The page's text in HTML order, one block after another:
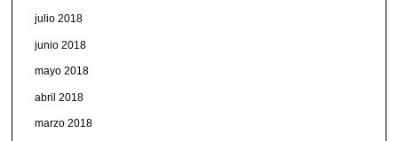
julio 2018
junio 2018
mayo 2018
abril 2018
marzo 2018